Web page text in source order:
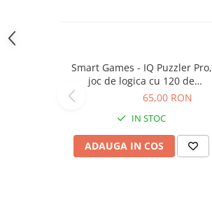
Cărți de Crăciun
Carti dezvoltare emotionala
Carti parenting
Carti educative
Carti bebelusi
Carti de colorat
Smart Games - IQ Puzzler Pro,
joc de logica cu 120 de
provocari, 6+ ani
65,00 RON
IN STOC
ADAUGA IN COS